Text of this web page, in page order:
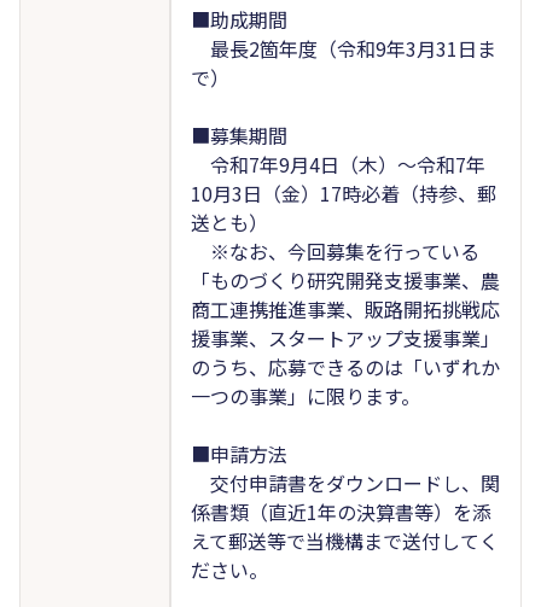
■助成期間
最長2箇年度（令和9年3月31日ま
で）
■募集期間
令和7年9月4日（木）～令和7年
10月3日（金）17時必着（持参、郵
送とも）
※なお、今回募集を行っている
「ものづくり研究開発支援事業、農
商工連携推進事業、販路開拓挑戦応
援事業、スタートアップ支援事業」
のうち、応募できるのは「いずれか
一つの事業」に限ります。
■申請方法
交付申請書をダウンロードし、関
係書類（直近1年の決算書等）を添
えて郵送等で当機構まで送付してく
ださい。